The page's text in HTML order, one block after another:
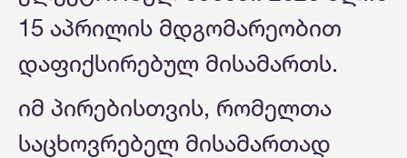
15 აპრილის მდგომარეობით
დაფიქსირებულ მისამართს.
იმ პირებისთვის, რომელთა
საცხოვრებელ მისამართად